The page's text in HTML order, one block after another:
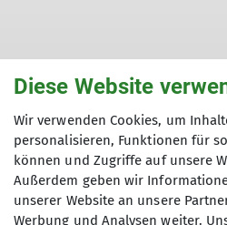
Der DAV
Ehrenamt
Diese Website
Wir verwenden Cookies, um
personalisieren, Funktionen für
können und Zugriffe auf unsere
Außerdem geben wir
unserer Website an unsere
Werbung und Analysen weiter.